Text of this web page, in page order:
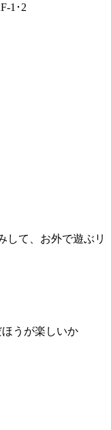
1･2
して、お外で遊ぶリ
うが楽しいか